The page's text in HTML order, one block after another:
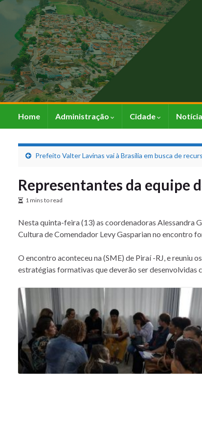
Home Administração Cidade
Prefeito Valter Lavinas vai à Brasília em busca de
Representantes da equipe
1 mins to read
Nesta quinta-feira (13) as coordenadoras Alessandra
Cultura de Comendador Levy Gasparian no encontro
O encontro aconteceu na (SME) de Piraí -RJ, e reuniu
estratégias formativas que deverão ser